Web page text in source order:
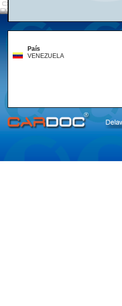
País
VENEZUELA